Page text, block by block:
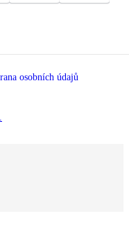
osobních údajů